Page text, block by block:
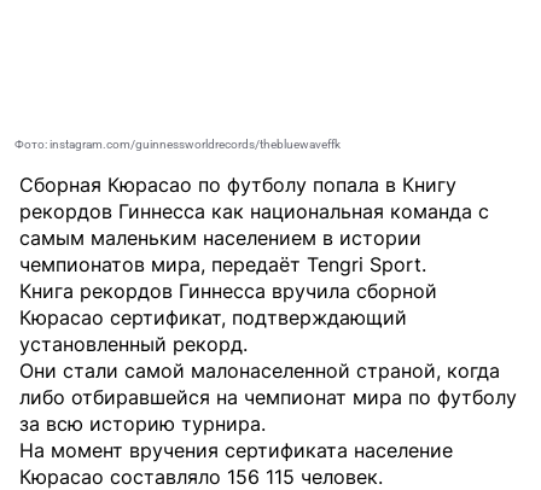
Фото: instagram.com/guinnessworldrecords/thebluewaveffk
Сборная Кюрасао по футболу попала в Книгу
рекордов Гиннесса как национальная команда с
самым маленьким населением в истории
чемпионатов мира, передаёт Tengri Sport.
Книга рекордов Гиннесса вручила сборной
Кюрасао сертификат, подтверждающий
установленный рекорд.
Они стали самой малонаселенной страной, когда
либо отбиравшейся на чемпионат мира по футболу
за всю историю турнира.
На момент вручения сертификата население
Кюрасао составляло 156 115 человек.